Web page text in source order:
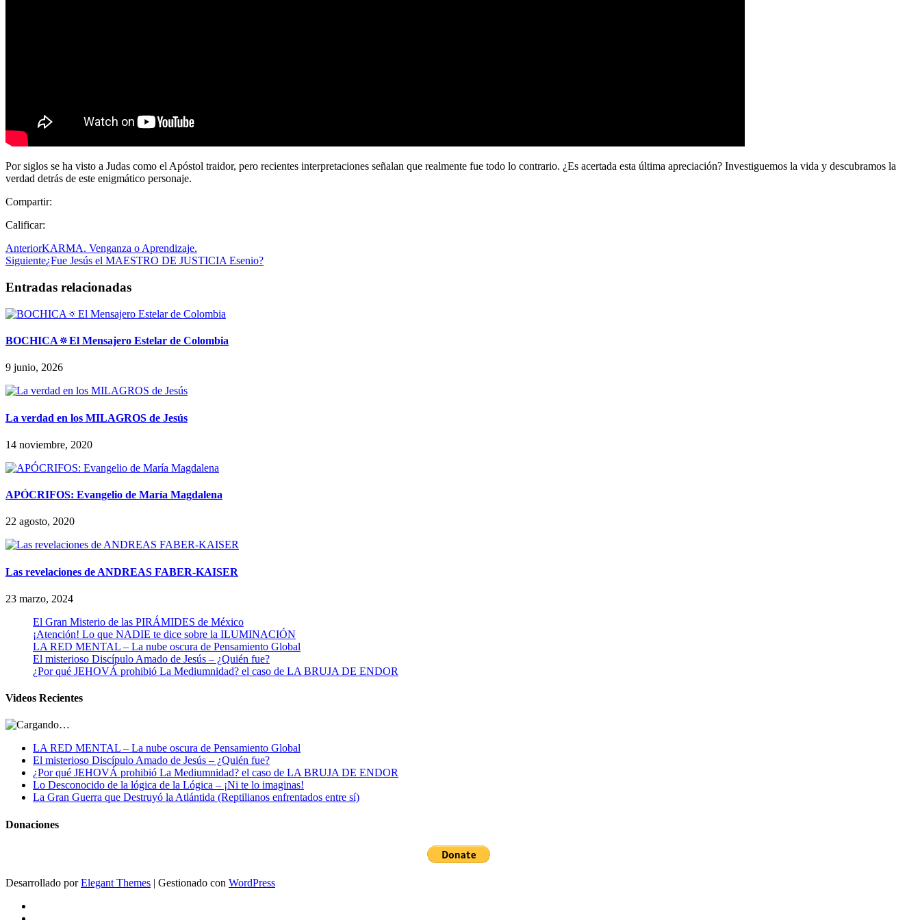
Por siglos se ha visto a Judas como el Apóstol traidor, pero recientes interpretaciones señalan que realmente fue todo lo contrario. ¿Es acertada esta última apreciación? Investiguemos la vida y descubramos la
verdad detrás de este enigmático personaje.
Compartir:
Calificar:
AnteriorKARMA. Venganza o Aprendizaje.
Siguiente¿Fue Jesús el MAESTRO DE JUSTICIA Esenio?
Entradas relacionadas
BOCHICA🔅El Mensajero Estelar de Colombia
9 junio, 2026
La verdad en los MILAGROS de Jesús
14 noviembre, 2020
APÓCRIFOS: Evangelio de María Magdalena
22 agosto, 2020
Las revelaciones de ANDREAS FABER-KAISER
23 marzo, 2024
El Gran Misterio de las PIRÁMIDES de México
¡Atención! Lo que NADIE te dice sobre la ILUMINACIÓN
LA RED MENTAL – La nube oscura de Pensamiento Global
El misterioso Discípulo Amado de Jesús – ¿Quién fue?
¿Por qué JEHOVÁ prohibió La Mediumnidad? el caso de LA BRUJA DE ENDOR
Videos Recientes
LA RED MENTAL – La nube oscura de Pensamiento Global
El misterioso Discípulo Amado de Jesús – ¿Quién fue?
¿Por qué JEHOVÁ prohibió La Mediumnidad? el caso de LA BRUJA DE ENDOR
Lo Desconocido de la lógica de la Lógica – ¡Ni te lo imaginas!
La Gran Guerra que Destruyó la Atlántida (Reptilianos enfrentados entre sí)
Donaciones
Desarrollado porElegant Themes | Gestionado con WordPress